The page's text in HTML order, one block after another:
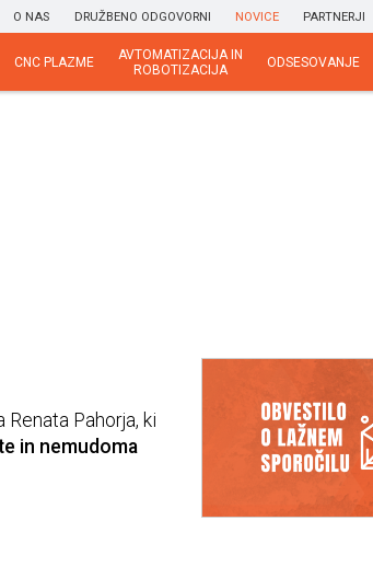
O NAS DRUŽBENO ODGOVORNI NOVICE PARTNERJI
CNC PLAZME
AVTOMATIZACIJA IN
ROBOTIZACIJA
ODSESOVANJE
Pahorja, ki
in nemudoma